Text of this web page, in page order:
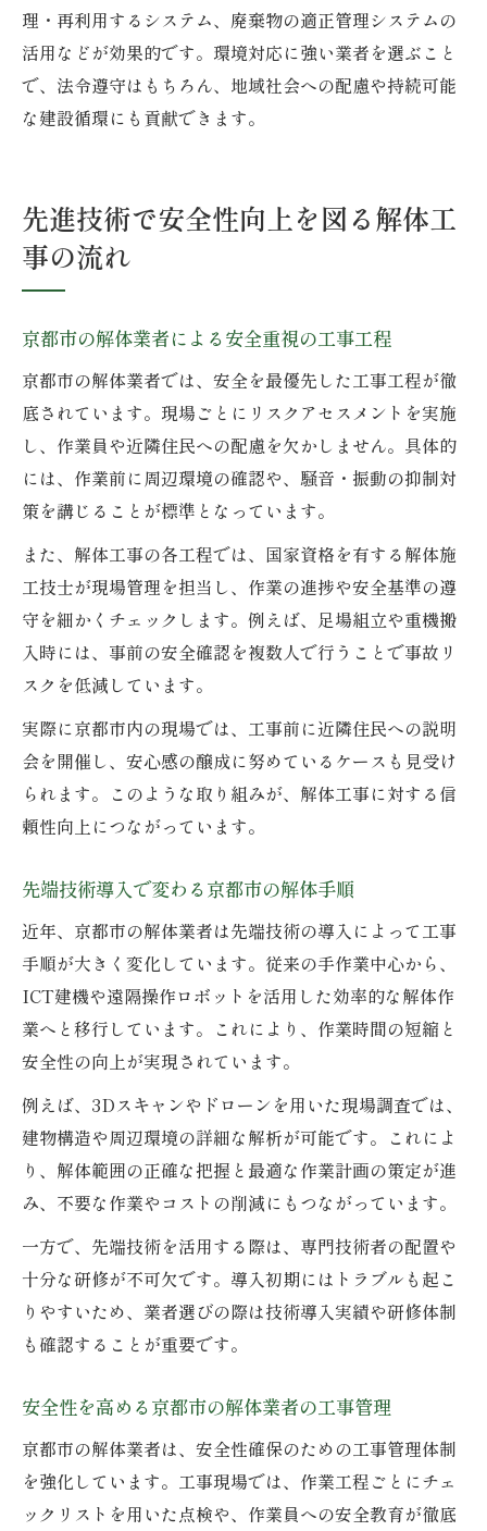
理・再利用するシステム、廃棄物の適正管理システムの
活用などが効果的です。環境対応に強い業者を選ぶこと
で、法令遵守はもちろん、地域社会への配慮や持続可能
な建設循環にも貢献できます。
先進技術で安全性向上を図る解体工
事の流れ
京都市の解体業者による安全重視の工事工程
京都市の解体業者では、安全を最優先した工事工程が徹
底されています。現場ごとにリスクアセスメントを実施
し、作業員や近隣住民への配慮を欠かしません。具体的
には、作業前に周辺環境の確認や、騒音・振動の抑制対
策を講じることが標準となっています。
また、解体工事の各工程では、国家資格を有する解体施
工技士が現場管理を担当し、作業の進捗や安全基準の遵
守を細かくチェックします。例えば、足場組立や重機搬
入時には、事前の安全確認を複数人で行うことで事故リ
スクを低減しています。
実際に京都市内の現場では、工事前に近隣住民への説明
会を開催し、安心感の醸成に努めているケースも見受け
られます。このような取り組みが、解体工事に対する信
頼性向上につながっています。
先端技術導入で変わる京都市の解体手順
近年、京都市の解体業者は先端技術の導入によって工事
手順が大きく変化しています。従来の手作業中心から、
ICT建機や遠隔操作ロボットを活用した効率的な解体作
業へと移行しています。これにより、作業時間の短縮と
安全性の向上が実現されています。
例えば、3Dスキャンやドローンを用いた現場調査では、
建物構造や周辺環境の詳細な解析が可能です。これによ
り、解体範囲の正確な把握と最適な作業計画の策定が進
み、不要な作業やコストの削減にもつながっています。
一方で、先端技術を活用する際は、専門技術者の配置や
十分な研修が不可欠です。導入初期にはトラブルも起こ
りやすいため、業者選びの際は技術導入実績や研修体制
も確認することが重要です。
安全性を高める京都市の解体業者の工事管理
京都市の解体業者は、安全性確保のための工事管理体制
を強化しています。工事現場では、作業工程ごとにチェ
ックリストを用いた点検や、作業員への安全教育が徹底